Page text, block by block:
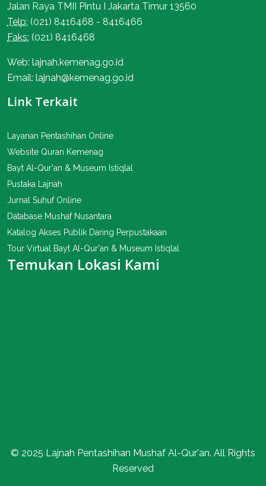
Jalan Raya TMII Pintu I Jakarta Timur 13560
Telp: (021) 8416468 - 8416466
Faks: (021) 8416468
Web: lajnah.kemenag.go.id
Email: lajnah@kemenag.go.id
Link Terkait
Layanan Pentashihan Online
Website Quran Kemenag
Bayt Al-Qur'an & Museum Istiqlal
Pustaka Lajnah
Jurnal Suhuf Online
Database Mushaf Nusantara
Katalog Akses Publik Daring Perpustakaan
Tour Virtual Bayt Al-Qur'an & Museum Istiqlal
Temukan Lokasi Kami
© 2025 Lajnah Pentashihan Mushaf Al-Qur'an. All Rights
Reserved